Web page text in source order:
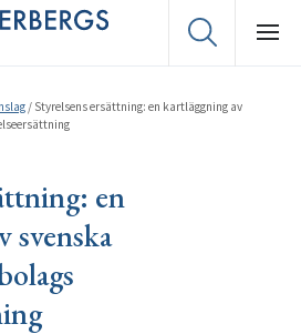
/ Styrelsens ersättning: en kartläggning av
en
svenska